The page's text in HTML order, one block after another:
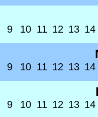
9 10 11 12 13 14
9 10 11 12 13 14
9 10 11 12 13 14